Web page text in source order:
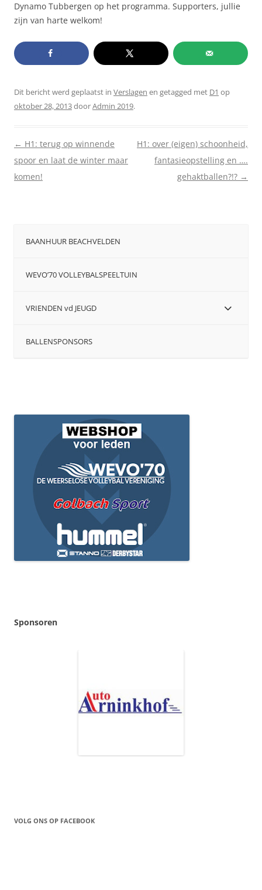
Dynamo Tubbergen op het programma. Supporters, jullie
zijn van harte welkom!
Dit bericht werd geplaatst in Verslagen en getagged met D1 op
oktober 28, 2013doorAdmin 2019.
Berichtnavigatie
← H1: terug op winnende
spoor en laat de winter maar
komen!
H1: over (eigen) schoonheid,
fantasieopstelling en ….
gehaktballen?!? →
BAANHUUR BEACHVELDEN
WEVO’70 VOLLEYBALSPEELTUIN
VRIENDEN vd JEUGD
BALLENSPONSORS
Sponsoren
VOLG ONS OP FACEBOOK